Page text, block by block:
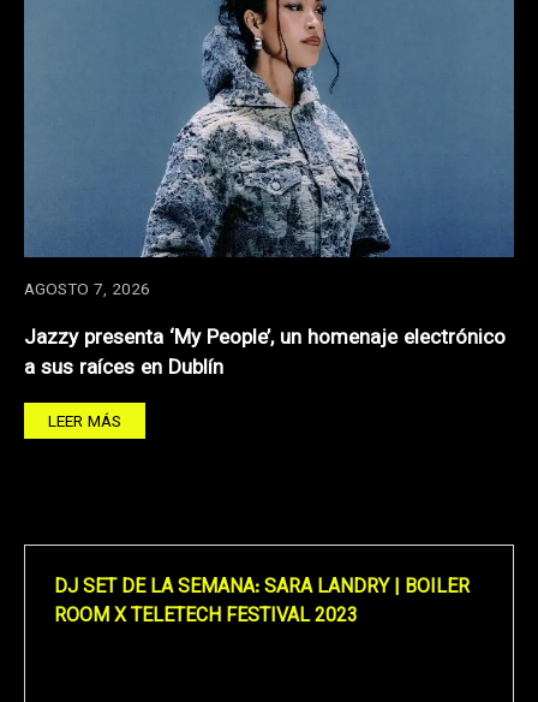
AGOSTO 7, 2026
Jazzy presenta ‘My People’, un homenaje electrónico
a sus raíces en Dublín
LEER MÁS
DJ SET DE LA SEMANA: SARA LANDRY | BOILER
ROOM X TELETECH FESTIVAL 2023